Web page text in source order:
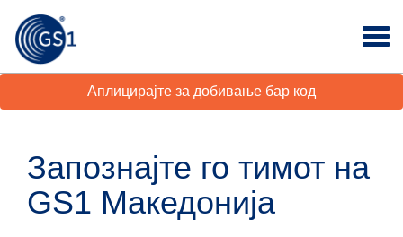
Аплицирајте за добивање бар код
Запознајте го тимот на
GS1 Македонија